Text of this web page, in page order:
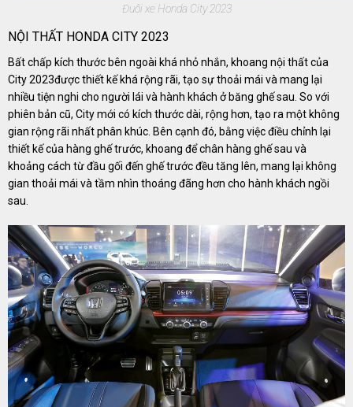
Đuôi xe Honda City 2023
NỘI THẤT HONDA CITY 2023
Bất chấp kích thước bên ngoài khá nhỏ nhắn, khoang nội thất của
City 2023được thiết kế khá rộng rãi, tạo sự thoải mái và mang lại
nhiều tiện nghi cho người lái và hành khách ở băng ghế sau. So với
phiên bản cũ, City mới có kích thước dài, rộng hơn, tạo ra một không
gian rộng rãi nhất phân khúc. Bên cạnh đó, bằng việc điều chỉnh lại
thiết kế của hàng ghế trước, khoang để chân hàng ghế sau và
khoảng cách từ đầu gối đến ghế trước đều tăng lên, mang lại không
gian thoải mái và tầm nhìn thoáng đãng hơn cho hành khách ngồi
sau.